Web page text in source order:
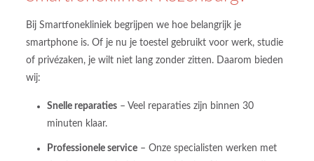
Bij Smartfonekliniek begrijpen we hoe belangrijk je
smartphone is. Of je nu je toestel gebruikt voor werk, studie
of privézaken, je wilt niet lang zonder zitten. Daarom bieden
wij:
Snelle reparaties– Veel reparaties zijn binnen 30
minuten klaar.
Professionele service– Onze specialisten werken met